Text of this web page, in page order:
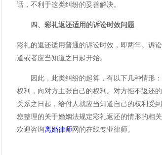
话，不利于这类纠纷的妥善解决。
四、彩礼返还适用的诉讼时效问题
彩礼的返还适用普通的诉讼时效，即两年。诉
道或者应当知道之日起开始。
因此，此类纠纷的起算，有以下几种情形：
权利，向对方主张自己的权利。对方拒不返还
关系之日起，给付人就应当知道自己的权利受
您整理的关于婚姻法规定彩礼返还的情形的相
欢迎咨询离婚律师 网的在线专业律师。